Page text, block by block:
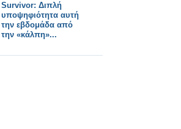
Survivor: Διπλή
υποψηφιότητα αυτή
την εβδομάδα από
την «κάλπη»...